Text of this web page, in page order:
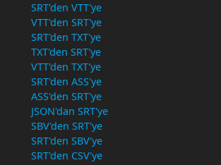
SRT'den VTT'ye
VTT'den SRT'ye
SRT'den TXT'ye
TXT'den SRT'ye
VTT'den TXT'ye
SRT'den ASS'ye
ASS'den SRT'ye
JSON'dan SRT'ye
SBV'den SRT'ye
SRT'den SBV'ye
SRT'den CSV'ye